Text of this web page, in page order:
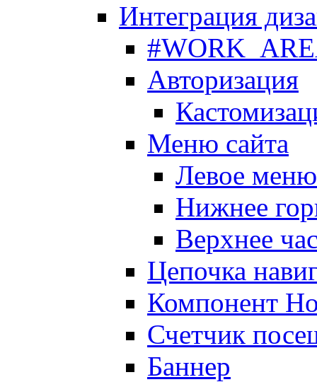
Интеграция
Авторизация
Меню сайта
Левое меню
Нижнее
Верхнее
Цепочка
Компонент
Счетчик
Баннер